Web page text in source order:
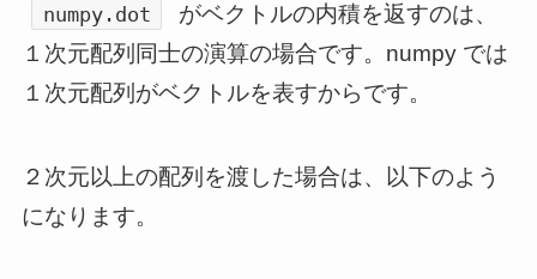
numpy.dot
がベクトルの内積を返すのは、
１次元配列同士の演算の場合です。numpy では
１次元配列がベクトルを表すからです。
２次元以上の配列を渡した場合は、以下のよう
になります。